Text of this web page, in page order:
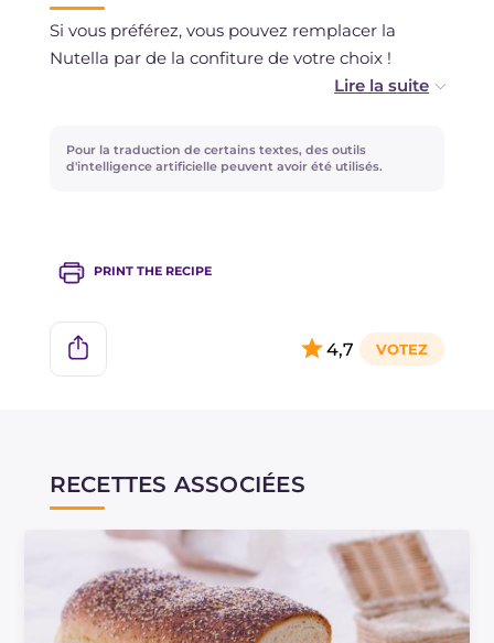
laissé refroidir complètement.
Si vous préférez, vous pouvez remplacer la
Nutella par de la confiture de votre choix !
pouvez utiliser environ 10 g de levure de
boulanger fraîche.
Pour la traduction de certains textes, des outils
d'intelligence artificielle peuvent avoir été utilisés.
PRINT THE RECIPE
4,7
RECETTES ASSOCIÉES